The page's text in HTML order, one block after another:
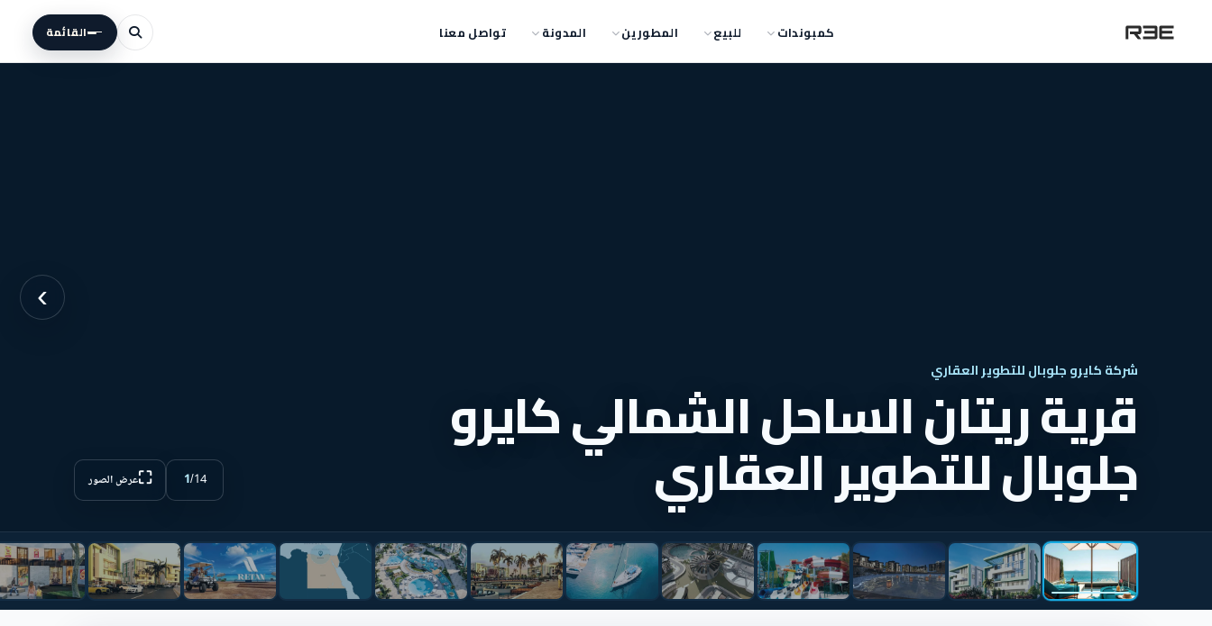
كمبوندات للبيع المطورين المدونة تواصل معنا القائمة
›
شركة كايرو جلوبال للتطوير العقاري
قرية ريتان الساحل الشمالي كايرو
جلوبال للتطوير العقاري 1/14
⛶عرض الصور